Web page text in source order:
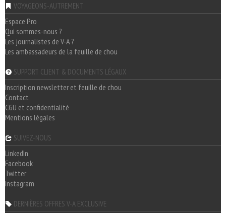
VOYAGEONS-AUTREMENT
Espace Pro
Qui sommes-nous ?
Les journalistes de V-A ?
Les ambassadeurs de la feuille de chou
SUPPORT CLIENT & DOCUMENTS LÉGAUX
Inscription newsletter et feuille de chou
Contact
CGU et confidentialité
Mentions légales
SUIVEZ-NOUS
LinkedIn
Facebook
Twitter
Instagram
DERNIÈRES OFFRES V-A EXCLUSIVE